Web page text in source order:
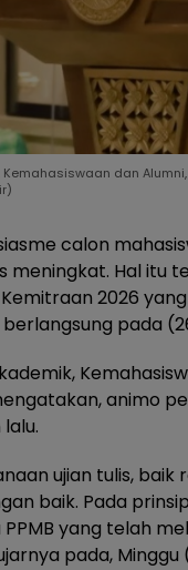
dan
calon
meningkat. Hal itu
Kemitraan 2026
pada
animo
ujian tulis,
baik. Pada
yang telah
pada,